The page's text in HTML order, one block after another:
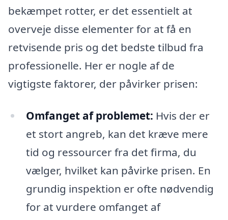
bekæmpet rotter, er det essentielt at
overveje disse elementer for at få en
retvisende pris og det bedste tilbud fra
professionelle. Her er nogle af de
vigtigste faktorer, der påvirker prisen:
Omfanget af problemet: Hvis der er
et stort angreb, kan det kræve mere
tid og ressourcer fra det firma, du
vælger, hvilket kan påvirke prisen. En
grundig inspektion er ofte nødvendig
for at vurdere omfanget af